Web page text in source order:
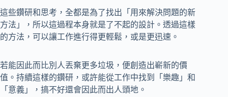
這些鑽研和思考，全都是為了找出「用來解決問題的新
方法」，所以這過程本身就是了不起的設計。透過這樣
的方法，可以讓工作進行得更輕鬆，或是更迅速。
若能因此而比別人丟棄更多垃圾，便創造出嶄新的價
值。持續這樣的鑽研，或許能從工作中找到「樂趣」和
「意義」，搞不好還會因此而出人頭地。